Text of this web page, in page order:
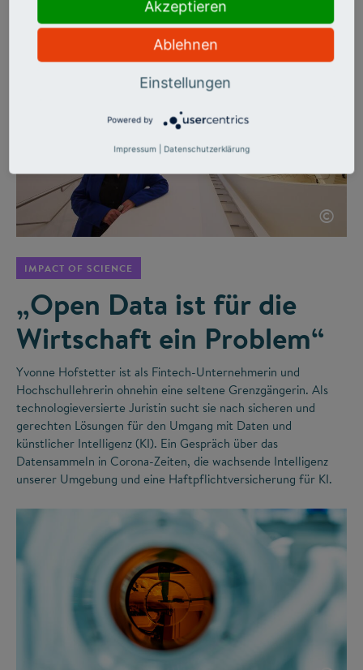
Impfstoffentwicklung.
©
IMPACT OF SCIENCE
„Open Data ist für die
Wirtschaft ein Problem“
Yvonne Hofstetter ist als Fintech-Unternehmerin und
Hochschullehrerin ohnehin eine seltene Grenzgängerin. Als
technologieversierte Juristin sucht sie nach sicheren und
gerechten Lösungen für den Umgang mit Daten und
künstlicher Intelligenz (KI). Ein Gespräch über das
Datensammeln in Corona-Zeiten, die wachsende Intelligenz
unserer Umgebung und eine Haftpflichtversicherung für KI.
Akzeptieren
Ablehnen
Einstellungen
Powered by
Impressum Datenschutzerklärung